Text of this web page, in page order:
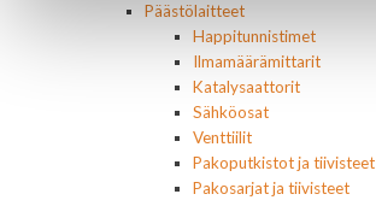
Päästölaitteet
Happitunnistimet
Ilmamäärämittarit
Katalysaattorit
Sähköosat
Venttiilit
Pakoputkistot ja tiivisteet
Pakosarjat ja tiivisteet